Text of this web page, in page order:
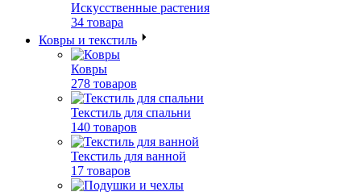
Искусственные растения
34 товара
Ковры и текстиль
Ковры
278 товаров
Текстиль для спальни
140 товаров
Текстиль для ванной
17 товаров